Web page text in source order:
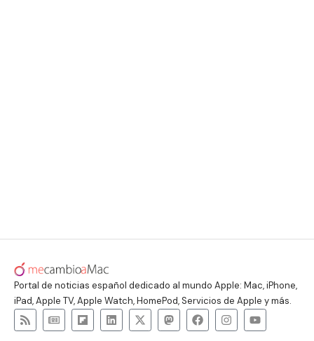
Portal de noticias español dedicado al mundo Apple: Mac, iPhone,
iPad, Apple TV, Apple Watch, HomePod, Servicios de Apple y más.